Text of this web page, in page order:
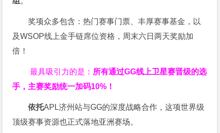
奖项众多包含：热门赛事门票、丰厚赛事基金，以
及WSOP线上金手链席位资格， 周末六日两天奖励加
倍！
最具吸引力的是： 所有通过GG线上卫星赛晋级的选
手，主赛奖励统一加码10% ！
依托APL济州站与GG的深度战略合作，这项世界级
顶级赛事资源也正式落地亚洲赛场。